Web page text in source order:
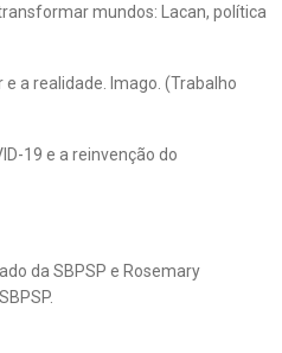
mundos: Lacan, política
e a realidade. Imago. (Trabalho
19 e a reinvenção do
da SBPSP e Rosemary